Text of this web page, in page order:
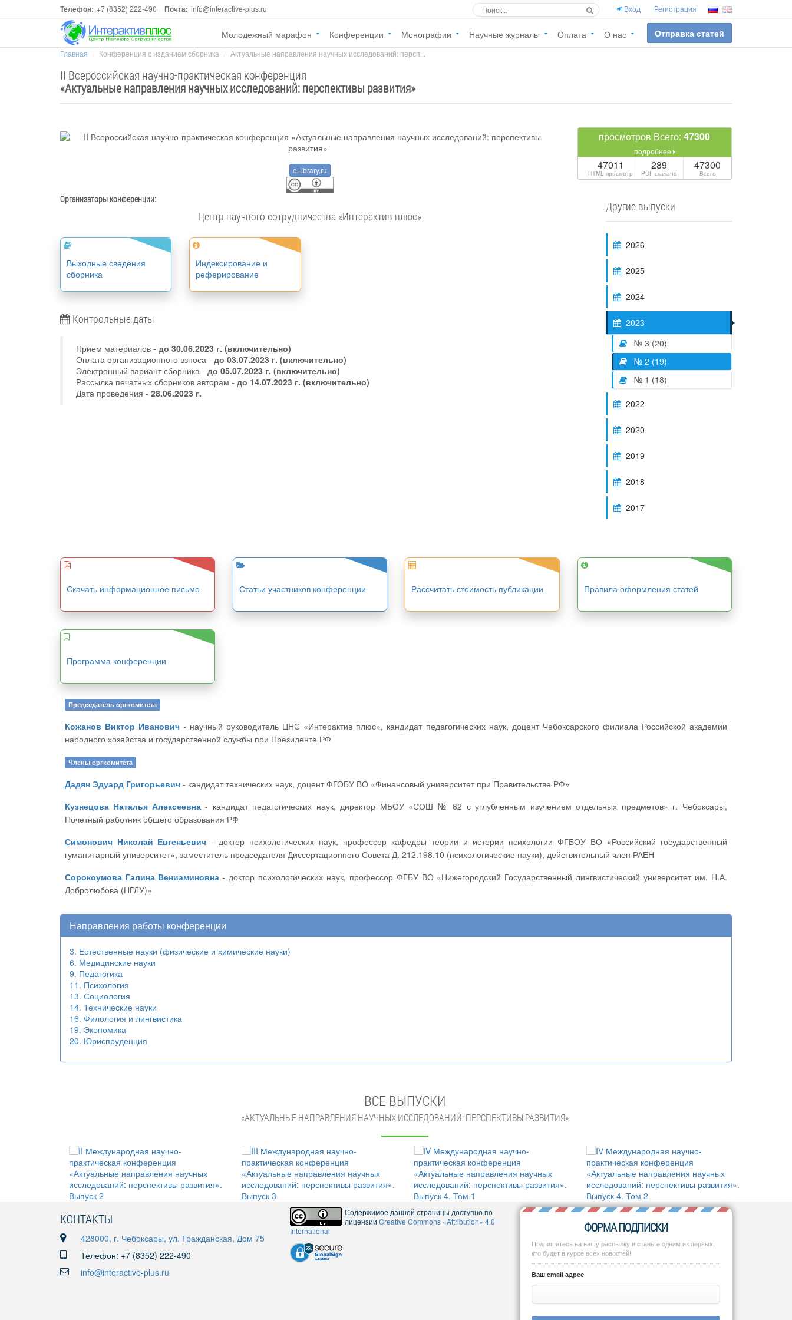
Телефон: +7 (8352) 222-490 Почта: info@interactive-plus.ru Вход Регистрация
Молодежный марафон Конференции Монографии Научные журналы Оплата О нас Отправка статей
Главная Конференция с изданием сборника Актуальные направления научных исследований: персп...
II Всероссийская научно-практическая конференция
«Актуальные направления научных исследований: перспективы развития»
eLibrary.ru
Организаторы конференции:
Центр научного сотрудничества «Интерактив плюс»
Выходные сведения
сборника
Индексирование и
реферирование
Контрольные даты
Прием материалов - до 30.06.2023 г. (включительно)
Оплата организационного взноса - до 03.07.2023 г. (включительно)
Электронный вариант сборника - до 05.07.2023 г. (включительно)
Рассылка печатных сборников авторам - до 14.07.2023 г. (включительно)
Дата проведения - 28.06.2023 г.
просмотров Всего:47300
подробнее
47011
HTML просмотр
289
PDF скачано
47300
Всего
Другие выпуски
2026
2025
2024
2023
№ 3 (20)
№ 2 (19)
№ 1 (18)
2022
2020
2019
2018
2017
Скачать информационное письмо Статьи участников конференции Рассчитать стоимость публикации Правила оформления статей
Программа конференции
Председатель оргкомитета
Кожанов Виктор Иванович
народного хозяйства и государственной службы при Президенте РФ
Члены оргкомитета
Дадян Эдуард Григорьевич - кандидат технических наук, доцент ФГОБУ ВО «Финансовый университет при Правительстве РФ»
Кузнецова Наталья Алексеевна
Почетный работник общего образования РФ
Симонович Николай Евгеньевич
гуманитарный университет», заместитель председателя Диссертационного Совета Д. 212.198.10 (психологические науки), действительный член РАЕН
Сорокоумова Галина Вениаминовна
Добролюбова (НГЛУ)»
Направления работы конференции
3. Естественные науки (физические и химические науки)
6. Медицинские науки
9. Педагогика
11. Психология
13. Социология
14. Технические науки
16. Филология и лингвистика
19. Экономика
20. Юриспруденция
ВСЕ ВЫПУСКИ
«АКТУАЛЬНЫЕ НАПРАВЛЕНИЯ НАУЧНЫХ ИССЛЕДОВАНИЙ: ПЕРСПЕКТИВЫ РАЗВИТИЯ»
КОНТАКТЫ
428000, г. Чебоксары, ул. Гражданская, Дом 75
Телефон: +7 (8352) 222-490
info@interactive-plus.ru
Содержимое данной страницы доступно по
лицензии Creative Commons «Attribution» 4.0
International
ФОРМА ПОДПИСКИ
Подпишитесь на нашу рассылку и станьте одним из первых,
кто будет в курсе всех новостей!
Ваш email адрес